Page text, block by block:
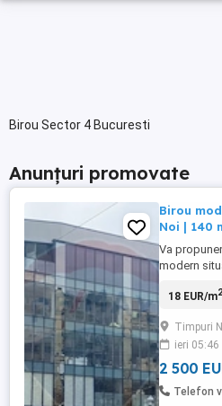
Birou Sector 4 Bucuresti
Anunțuri promovate
Birou
Noi | 140
Va
modern
pași de
este ideal
birou.
unui imobil
18 EUR/m2
Timpuri
ieri 05:46
2 500
Telefon